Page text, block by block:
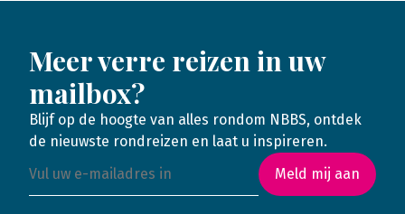
Meer verre reizen in uw
mailbox?
Blijf op de hoogte van alles rondom NBBS, ontdek
de nieuwste rondreizen en laat u inspireren.
Meld mij aan